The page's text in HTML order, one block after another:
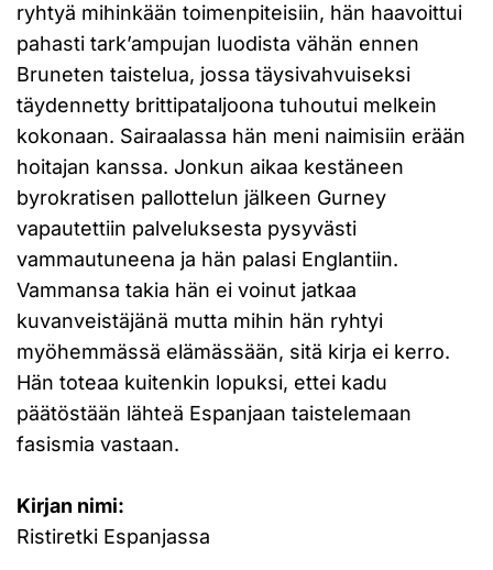
ryhtyä mihinkään toimenpiteisiin, hän haavoittui
pahasti tark’ampujan luodista vähän ennen
Bruneten taistelua, jossa täysivahvuiseksi
täydennetty brittipataljoona tuhoutui melkein
kokonaan. Sairaalassa hän meni naimisiin erään
hoitajan kanssa. Jonkun aikaa kestäneen
byrokratisen pallottelun jälkeen Gurney
vapautettiin palveluksesta pysyvästi
vammautuneena ja hän palasi Englantiin.
Vammansa takia hän ei voinut jatkaa
kuvanveistäjänä mutta mihin hän ryhtyi
myöhemmässä elämässään, sitä kirja ei kerro.
Hän toteaa kuitenkin lopuksi, ettei kadu
päätöstään lähteä Espanjaan taistelemaan
fasismia vastaan.
Kirjan nimi:
Ristiretki Espanjassa